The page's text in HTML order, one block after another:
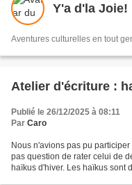
Y'a d'la Joie!
Aventures culturelles en tout
Atelier d'écriture :
Publié le 26/12/2025 à 08:11
Par Caro
Nous n'avions pas pu
pas question de rater celui de
haïkus d'hiver. Les haïkus sont